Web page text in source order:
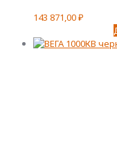
143 871,00₽